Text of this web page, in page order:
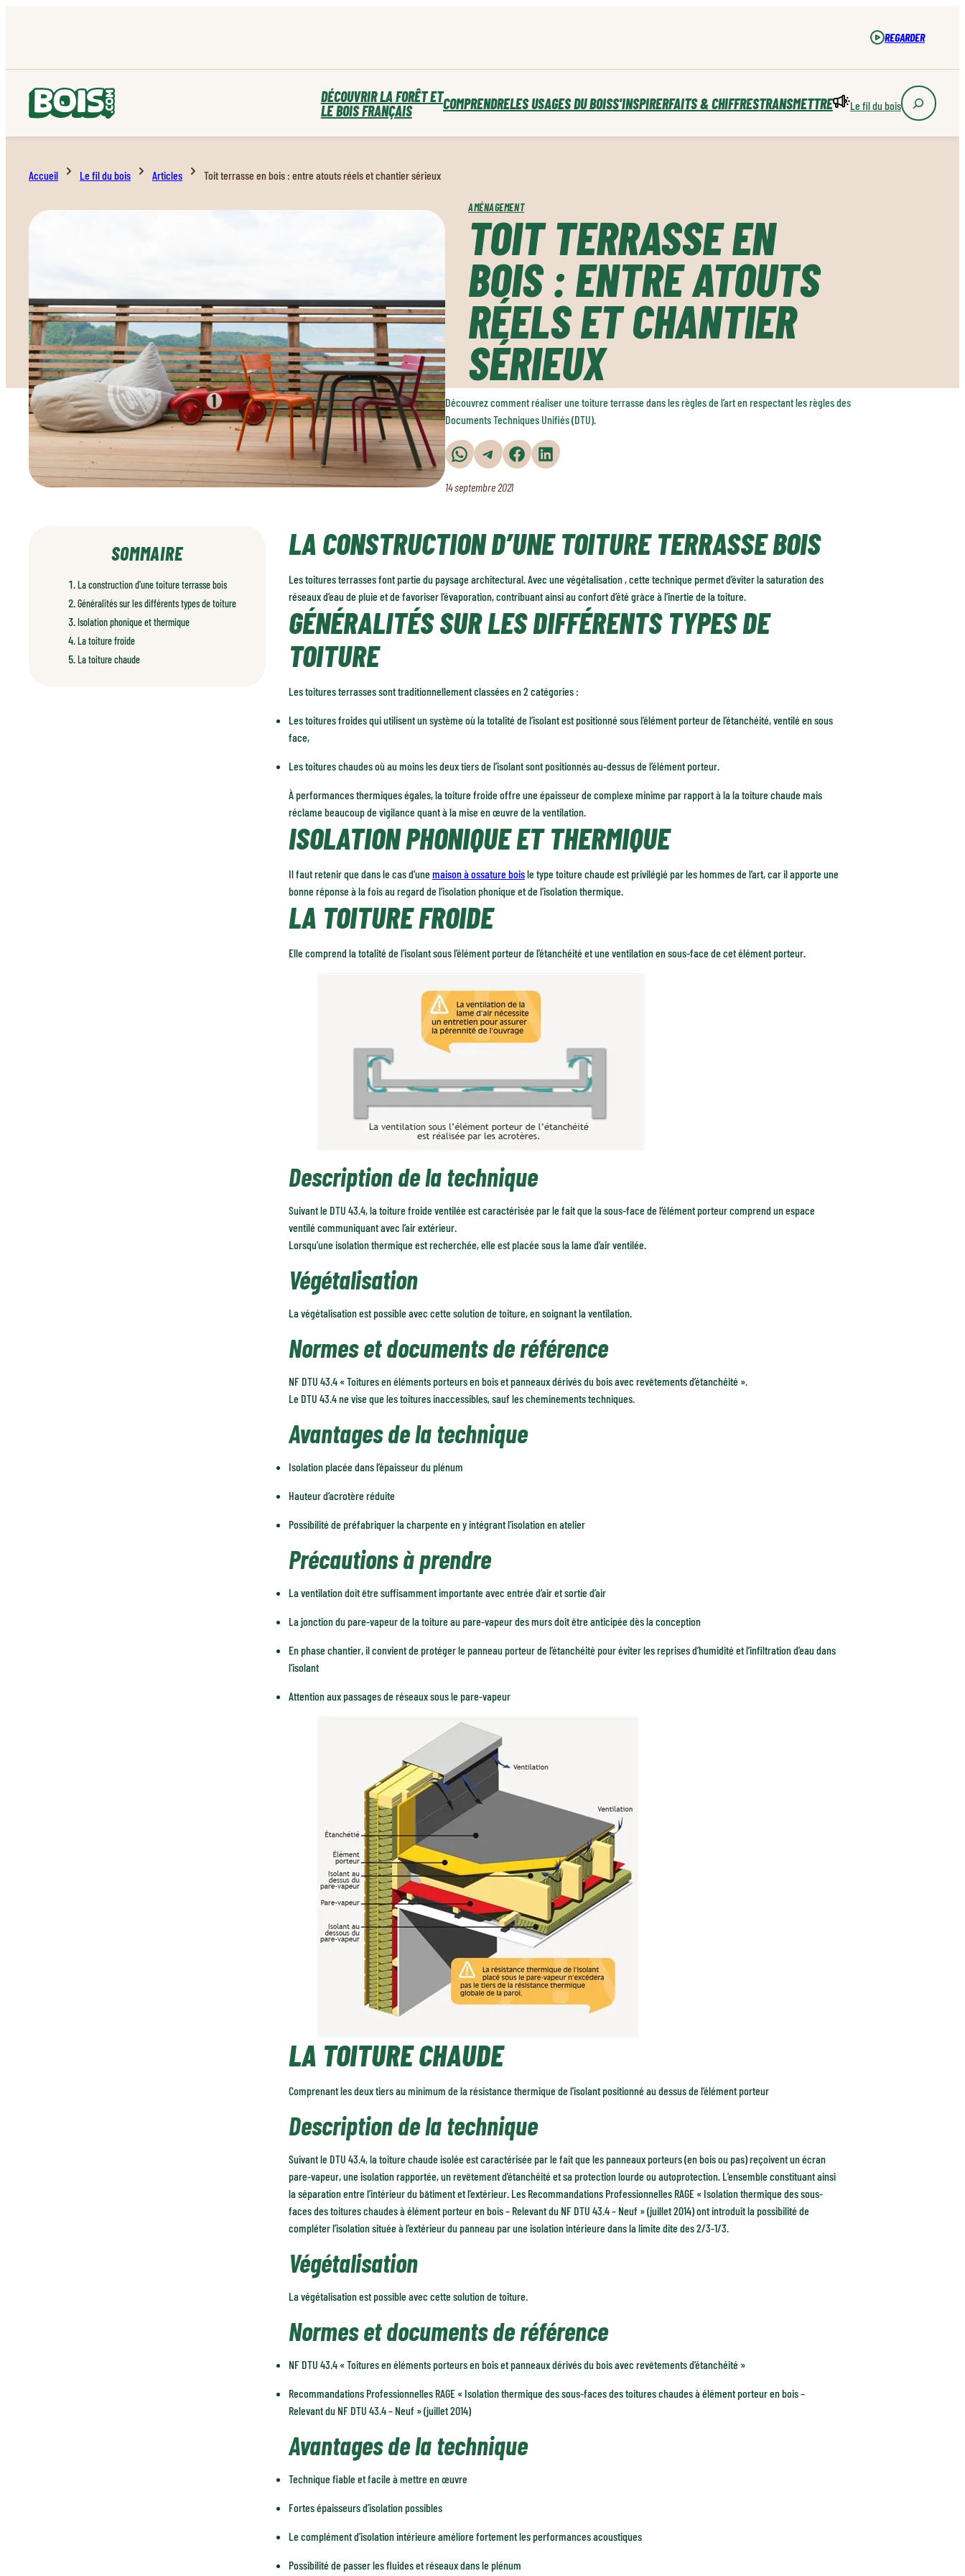
REGARDER
DÉCOUVRIR LA FORÊT ET
LE BOIS FRANÇAIS
COMPRENDRELES USAGES DU BOISS'INSPIRERFAITS & CHIFFRESTRANSMETTRE Le fil du bois
Accueil Le fil du bois Articles Toit terrasse en bois : entre atouts réels et chantier sérieux
AMÉNAGEMENT
TOIT TERRASSE EN
BOIS : ENTRE ATOUTS
RÉELS ET CHANTIER
SÉRIEUX
Découvrez comment réaliser une toiture terrasse dans les règles de l’art en respectant les règles des
Documents Techniques Unifiés (DTU).
Partager sur WhatsApp Partager sur Telegram Partager sur Facebook Partager sur LinkedIn
14 septembre 2021
SOMMAIRE
La construction d'une toiture terrasse bois
Généralités sur les différents types de toiture
Isolation phonique et thermique
La toiture froide
La toiture chaude
LA CONSTRUCTION D’UNE TOITURE TERRASSE BOIS
Les toitures terrasses font partie du paysage architectural. Avec une végétalisation , cette technique permet d’éviter la saturation des
réseaux d’eau de pluie et de favoriser l’évaporation, contribuant ainsi au confort d’été grâce à l’inertie de la toiture.
GÉNÉRALITÉS SUR LES DIFFÉRENTS TYPES DE
TOITURE
Les toitures terrasses sont traditionnellement classées en 2 catégories :
Les toitures froides qui utilisent un système où la totalité de l’isolant est positionné sous l’élément porteur de l’étanchéité, ventilé en sous
face,
Les toitures chaudes où au moins les deux tiers de l’isolant sont positionnés au-dessus de l’élément porteur.
À performances thermiques égales, la toiture froide offre une épaisseur de complexe minime par rapport à la la toiture chaude mais
réclame beaucoup de vigilance quant à la mise en œuvre de la ventilation.
ISOLATION PHONIQUE ET THERMIQUE
Il faut retenir que dans le cas d’une maison à ossature boisle type toiture chaude est privilégié par les hommes de l’art, car il apporte une
bonne réponse à la fois au regard de l’isolation phonique et de l’isolation thermique.
LA TOITURE FROIDE
Elle comprend la totalité de l’isolant sous l’élément porteur de l’étanchéité et une ventilation en sous-face de cet élément porteur.
Description de la technique
Suivant le DTU 43.4, la toiture froide ventilée est caractérisée par le fait que la sous-face de l’élément porteur comprend un espace
ventilé communiquant avec l’air extérieur.
Lorsqu’une isolation thermique est recherchée, elle est placée sous la lame d’air ventilée.
Végétalisation
La végétalisation est possible avec cette solution de toiture, en soignant la ventilation.
Normes et documents de référence
NF DTU 43.4 « Toitures en éléments porteurs en bois et panneaux dérivés du bois avec revêtements d’étanchéité ».
Le DTU 43.4 ne vise que les toitures inaccessibles, sauf les cheminements techniques.
Avantages de la technique
Isolation placée dans l’épaisseur du plénum
Hauteur d’acrotère réduite
Possibilité de préfabriquer la charpente en y intégrant l’isolation en atelier
Précautions à prendre
La ventilation doit être suffisamment importante avec entrée d’air et sortie d’air
La jonction du pare-vapeur de la toiture au pare-vapeur des murs doit être anticipée dès la conception
En phase chantier, il convient de protéger le panneau porteur de l’étanchéité pour éviter les reprises d’humidité et l’infiltration d’eau dans
l’isolant
Attention aux passages de réseaux sous le pare-vapeur
LA TOITURE CHAUDE
Comprenant les deux tiers au minimum de la résistance thermique de l’isolant positionné au dessus de l’élément porteur
Description de la technique
Suivant le DTU 43.4, la toiture chaude isolée est caractérisée par le fait que les panneaux porteurs (en bois ou pas) reçoivent un écran
pare-vapeur, une isolation rapportée, un revêtement d’étanchéité et sa protection lourde ou autoprotection. L’ensemble constituant ainsi
la séparation entre l’intérieur du bâtiment et l’extérieur. Les Recommandations Professionnelles RAGE « Isolation thermique des sous-
faces des toitures chaudes à élément porteur en bois – Relevant du NF DTU 43.4 – Neuf » (juillet 2014) ont introduit la possibilité de
compléter l’isolation située à l’extérieur du panneau par une isolation intérieure dans la limite dite des 2/3-1/3.
Végétalisation
La végétalisation est possible avec cette solution de toiture.
Normes et documents de référence
NF DTU 43.4 « Toitures en éléments porteurs en bois et panneaux dérivés du bois avec revêtements d’étanchéité »
Recommandations Professionnelles RAGE « Isolation thermique des sous-faces des toitures chaudes à élément porteur en bois –
Relevant du NF DTU 43.4 – Neuf » (juillet 2014)
Avantages de la technique
Technique fiable et facile à mettre en œuvre
Fortes épaisseurs d’isolation possibles
Le complément d’isolation intérieure améliore fortement les performances acoustiques
Possibilité de passer les fluides et réseaux dans le plénum